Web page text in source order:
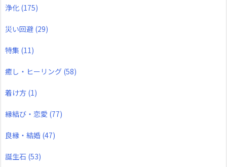
浄化 (175)
災い回避 (29)
特集 (11)
癒し・ヒーリング (58)
着け方 (1)
縁結び・恋愛 (77)
良縁・結婚 (47)
誕生石 (53)